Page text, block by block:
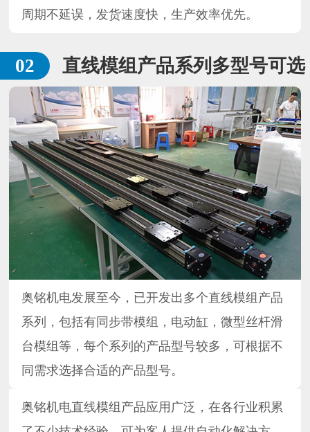
周期不延误，发货速度快，生产效率优先。
直线模组产品系列多型号可选
奥铭机电发展至今，已开发出多个直线模组产品
系列，包括有同步带模组，电动缸，微型丝杆滑
台模组等，每个系列的产品型号较多，可根据不
同需求选择合适的产品型号。
奥铭机电直线模组产品应用广泛，在各行业积累